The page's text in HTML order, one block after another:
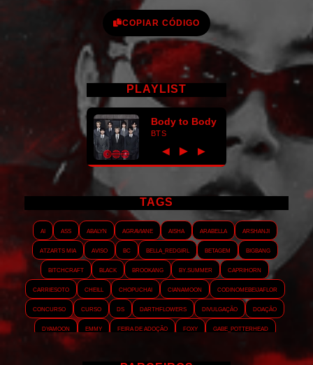
COPIAR CÓDIGO
PLAYLIST
Body to Body
BTS
◀ ► ▶
TAGS
AI ASS Abalyn Agraviane Aisha Arabella
Arshanji
Atzarts Mia
Aviso BC Bella_RedGirl Betagem
Bigbang
Bitchcraft
Black Brookang By.summer
Caprihorn
Carriesoto
Cheill Chopuchai Cianamoon
Codinomebeijaflor
Concurso
Curso DS Darthflowers Divulgação
Doação
Dyamoon
Emmy Feira de adoção Foxy
Gabe_Potterhead
GeminnieKook